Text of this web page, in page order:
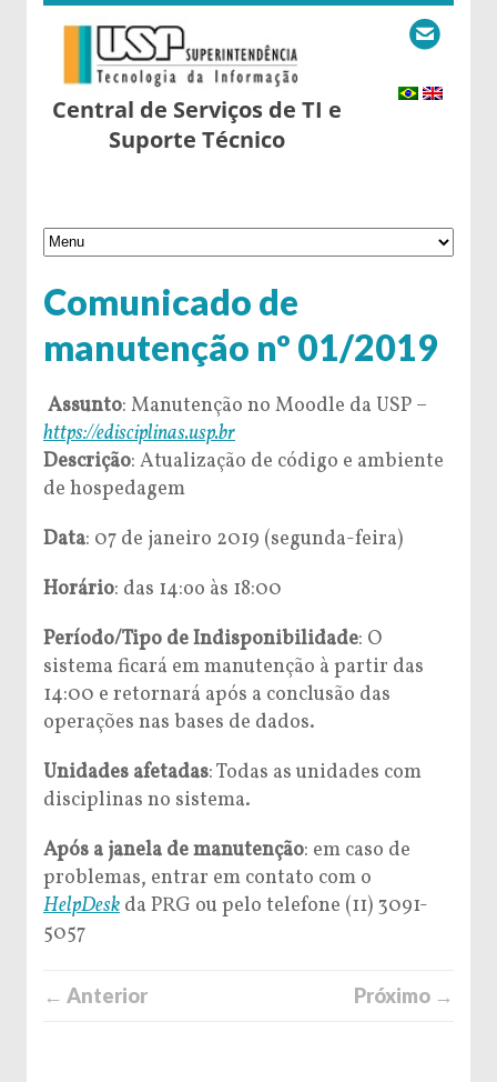
Central de Serviços de TI e
Suporte Técnico
Comunicado de
manutenção nº 01/2019
Assunto: Manutenção no Moodle da USP –
https://edisciplinas.usp.br
Descrição: Atualização de código e ambiente
de hospedagem
Data: 07 de janeiro 2019 (segunda-feira)
Horário: das 14:oo às 18:00
Período/Tipo de Indisponibilidade: O
sistema ficará em manutenção à partir das
14:00 e retornará após a conclusão das
operações nas bases de dados.
Unidades afetadas: Todas as unidades com
disciplinas no sistema.
Após a janela de manutenção: em caso de
problemas, entrar em contato com o
HelpDesk da PRG ou pelo telefone (11) 3091-
5057
← Anterior Próximo →